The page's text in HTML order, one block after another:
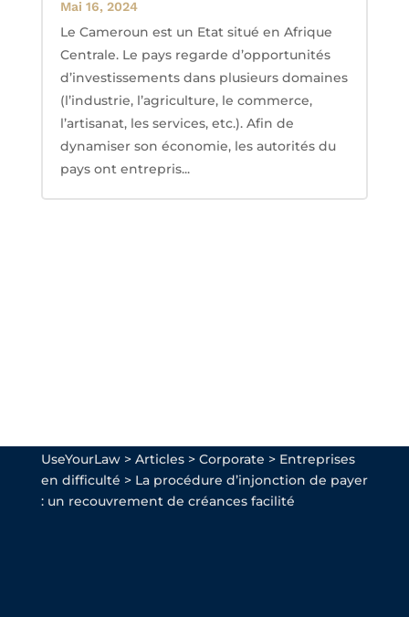
Mai 16, 2024
Le Cameroun est un Etat situé en Afrique
Centrale. Le pays regarde d’opportunités
d’investissements dans plusieurs domaines
(l’industrie, l’agriculture, le commerce,
l’artisanat, les services, etc.). Afin de
dynamiser son économie, les autorités du
pays ont entrepris...
UseYourLaw> Articles> Corporate > Entreprises
en difficulté > La procédure d’injonction de payer
: un recouvrement de créances facilité